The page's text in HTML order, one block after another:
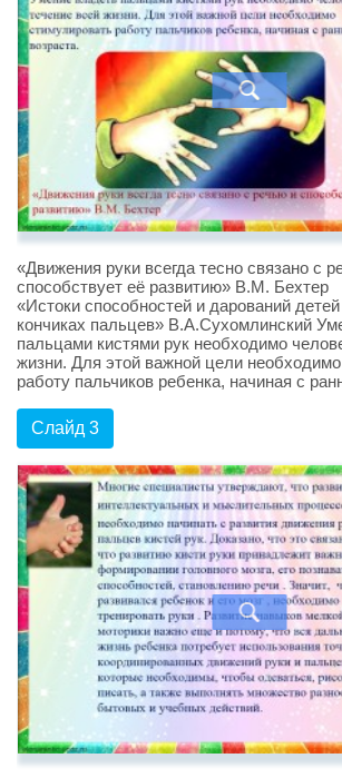
«Движения руки всегда тесно связано с
способствует её развитию» В.М. Бехтер
«Истоки способностей и дарований
кончиках пальцев» В.А.Сухомлинский
пальцами кистями рук необходимо
жизни. Для этой важной цели
работу пальчиков ребенка, начиная с
Слайд 3